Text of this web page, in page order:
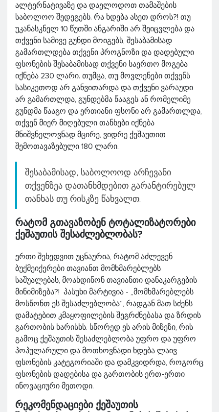
ალტერნატივაზე და დაელოდოთ თამაშების
საბოლოო შედეგებს. რა ხდება ასეთ დროს?! თუ
უკანასკნელ 10 წუთში ანგარიში არ შეიცვლება და
თქვენი სამივე გუნდი მოიგებს, შესაბამისად
გამართლდება თქვენი პროგნოზი და დადებული
ფსონების შესაბამისად თქვენი საერთო მოგება
იქნება 230 ლარი. თუმცა, თუ მოვლენები თქვენს
სასიკეთოდ არ განვითარდა და თქვენი ვარაუდი
არ გამართლდა, გუნდებმა წააგეს ან რომელიმე
გუნდმა წააგო და ერთიანი ფსონი არ გამართლდა,
თქვენ მიერ მიღებული თანხები იქნება
მნიშვნელოვნად მცირე, ვიდრე ქეშაუთით
შემოთავაზებული 180 ლარი.
შესაბამისად, საბოლოოდ არჩევანი
თქვენზეა დათანხმდებით გარანტირებულ
თანხას თუ რისკზე წახვალთ.
რატომ გთავაზობენ ტოტალიზატორები
ქეშაუთის შესაძლებლობას?
ერთი შეხედვით უცნაურია, რატომ აძლევენ
ბუქმეიქერები თავიანთ მომხმარებლებს
საშუალებას, მოახდინონ თავიანთი დანაკარგების
მინიმიზება?! პასუხი მარტივია - „მომხმარებლებს
მოსწონთ ეს შესაძლებლობა“, რადგან მათ სძენს
დამატებით კმაყოფილების შეგრძნებასა და ზრდის
გართობის ხარისხს. სწორედ ეს არის მიზეზი, რის
გამოც ქეშაუთის შესაძლებლობა უფრო და უფრო
პოპულარული და მოთხოვნადი ხდება ლაივ
ფსონების კატეგორიაში და დამკვიდრდა, როგორც
ფსონების დადებისა და გართობის ერთ-ერთი
ინოვაციური მეთოდი.
რეკომენდაციები ქეშაუთის